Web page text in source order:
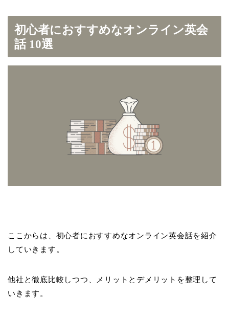
初心者におすすめなオンライン英会
話 10選
ここからは、初心者におすすめなオンライン英会話を紹介
していきます。
他社と徹底比較しつつ、メリットとデメリットを整理して
いきます。